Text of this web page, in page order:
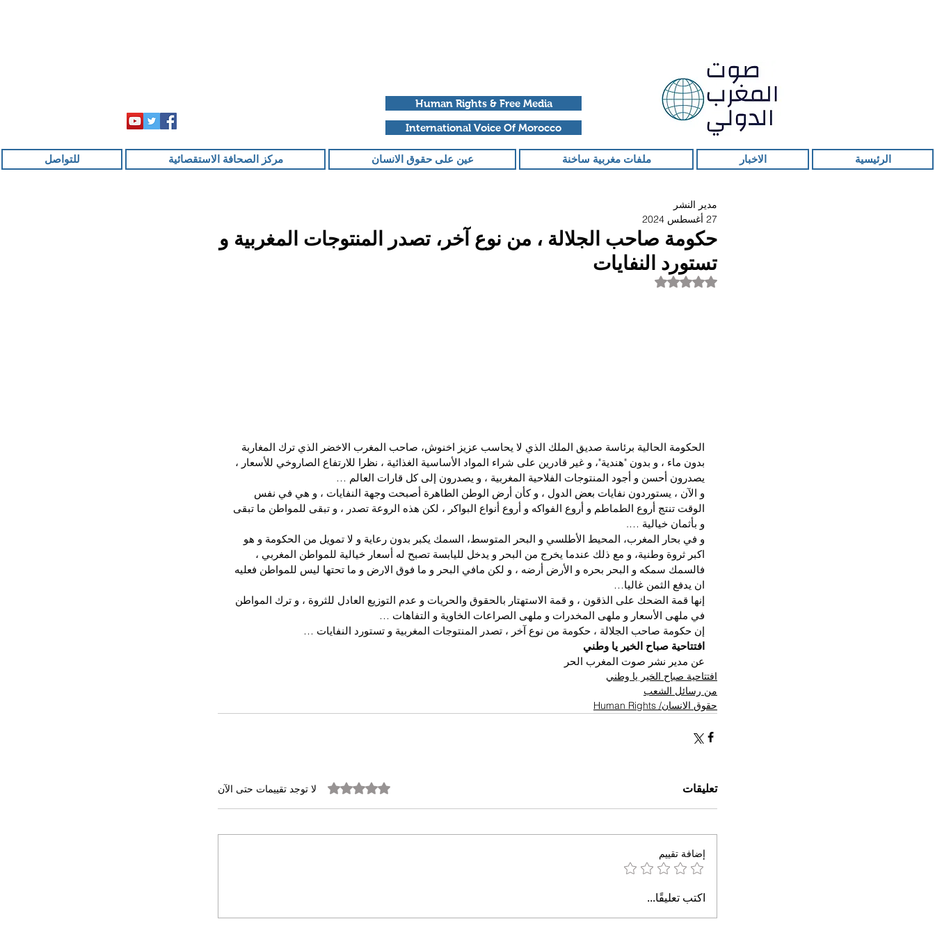
Human Rights & Free Media
International Voice Of Morocco
الرئيسية الاخبار ملفات مغربية ساخنة عين على حقوق الانسان مركز الصحافة الاستقصائية للتواصل
حكومة صاحب الجلالة ، من نوع آخر، تصدر المنتوجات المغربية و
تستورد النفايات
مدير النشر
27 أغسطس 2024
تم التقييم بـ ليس رقمًا من أصل 5 نجوم.
الحكومة الحالية برئاسة صديق الملك الذي لا يحاسب عزيز اخنوش، صاحب المغرب الاخضر الذي ترك المغاربة
بدون ماء ، و بدون "هندية"، و غير قادرين على شراء المواد الأساسية الغذائية ، نظرا للارتفاع الصاروخي للأسعار ،
يصدرون أحسن و أجود المنتوجات الفلاحية المغربية ، و يصدرون إلى كل قارات العالم …
و الآن ، يستوردون نفايات بعض الدول ، و كأن أرض الوطن الطاهرة أصبحت وجهة النفايات ، و هي في نفس
الوقت تنتج أروع الطماطم و أروع الفواكه و أروع أنواع البواكر ، لكن هذه الروعة تصدر ، و تبقى للمواطن ما تبقى
و بأثمان خيالية ….
و في بحار المغرب، المحيط الأطلسي و البحر المتوسط، السمك يكبر بدون رعاية و لا تمويل من الحكومة و هو
اكبر ثروة وطنية، و مع ذلك عندما يخرج من البحر و يدخل لليابسة تصبح له أسعار خيالية للمواطن المغربي ،
فالسمك سمكه و البحر بحره و الأرض أرضه ، و لكن مافي البحر و ما فوق الارض و ما تحتها ليس للمواطن فعليه
ان يدفع الثمن غاليا…
إنها قمة الضحك على الذقون ، و قمة الاستهتار بالحقوق والحريات و عدم التوزيع العادل للثروة ، و ترك المواطن
في ملهى الأسعار و ملهى المخدرات و ملهى الصراعات الخاوية و التفاهات …
إن حكومة صاحب الجلالة ، حكومة من نوع آخر ، تصدر المنتوجات المغربية و تستورد النفايات …
افتتاحية صباح الخير يا وطني
عن مدير نشر صوت المغرب الحر
افتتاحية صباح الخير يا وطني
من رسائل الشعب
حقوق الانسان/ Human Rights
تعليقات تم التقييم بـ 0 من أصل 5 نجوم. لا توجد تقييمات حتى الآن
إضافة تقييم
اكتب تعليقًا...